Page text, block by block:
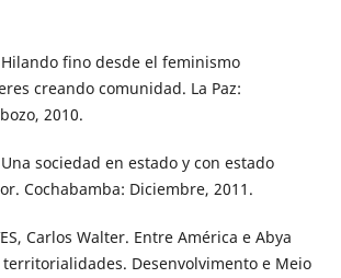
Hilando fino desde el feminismo
creando comunidad. La Paz:
2010.
Una sociedad en estado y con estado
Cochabamba: Diciembre, 2011.
Carlos Walter. Entre América e Abya
territorialidades. Desenvolvimento e Meio